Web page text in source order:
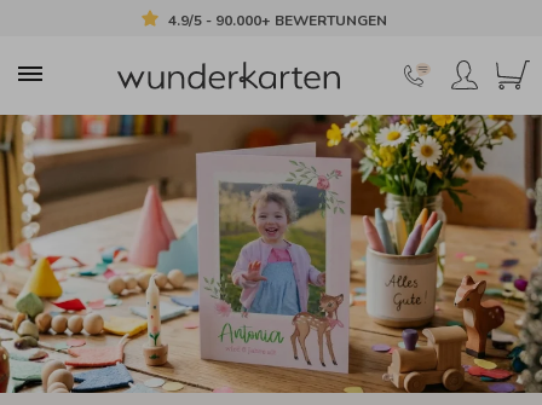
4.9/5 - 90.000+ BEWERTUNGEN